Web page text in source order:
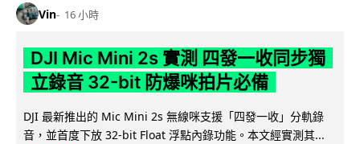
Vin 16 小時
DJI Mic Mini 2s 實測 四發一收同步獨
立錄音 32-bit 防爆咪拍片必備
DJI 最新推出的 Mic Mini 2s 無線咪支援「四發一收」分軌錄
音，並首度下放 32-bit Float 浮點內錄功能。本文經實測其...